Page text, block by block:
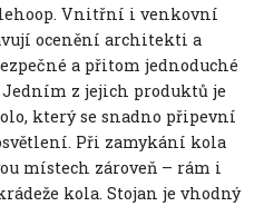
Vnitřní i venkovní
ocenění architekti a
a přitom jednoduché
z jejich produktů je
který se snadno připevní
Při zamykání kola
místech zároveň – rám i
kola. Stojan je vhodný